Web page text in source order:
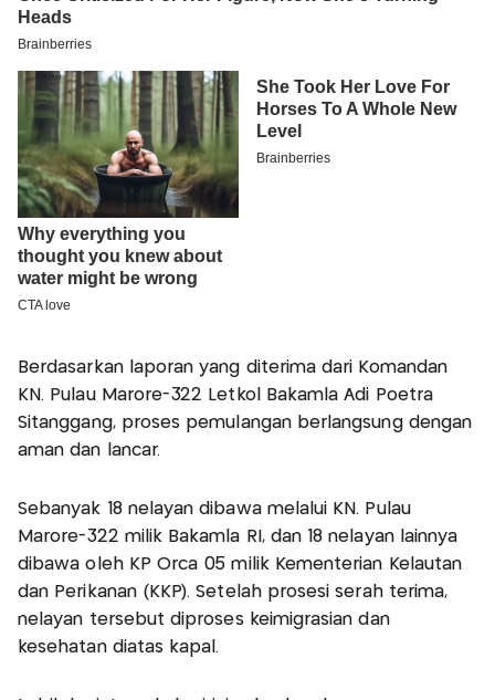
Berdasarkan laporan yang diterima dari Komandan
KN. Pulau Marore-322 Letkol Bakamla Adi Poetra
Sitanggang, proses pemulangan berlangsung dengan
aman dan lancar.
Sebanyak 18 nelayan dibawa melalui KN. Pulau
Marore-322 milik Bakamla RI, dan 18 nelayan lainnya
dibawa oleh KP Orca 05 milik Kementerian Kelautan
dan Perikanan (KKP). Setelah prosesi serah terima,
nelayan tersebut diproses keimigrasian dan
kesehatan diatas kapal.